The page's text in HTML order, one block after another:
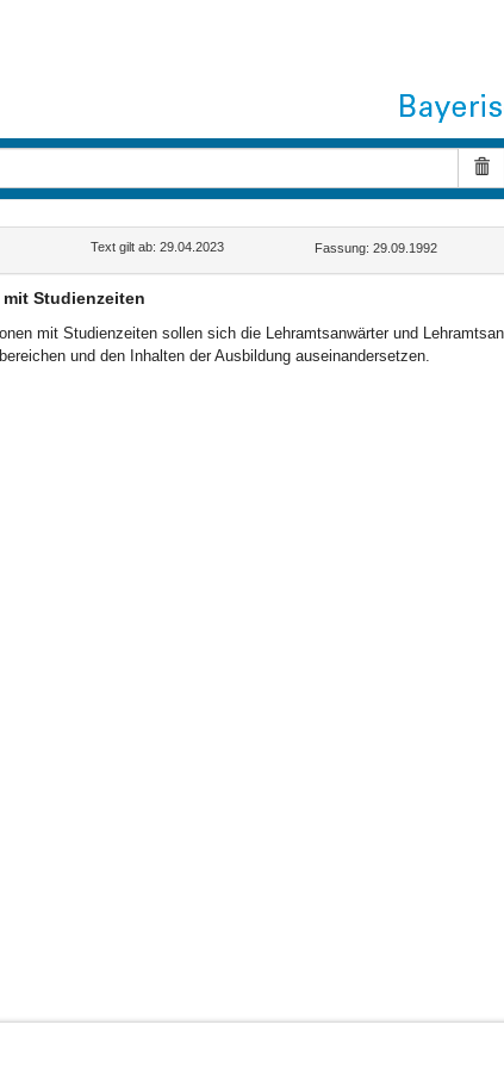
Text gilt ab: 29.04.2023 Fassung: 29.09.1992
Studienzeiten
mit Studienzeiten sollen sich die Lehramtsanwärter und
und den Inhalten der Ausbildung auseinandersetzen.